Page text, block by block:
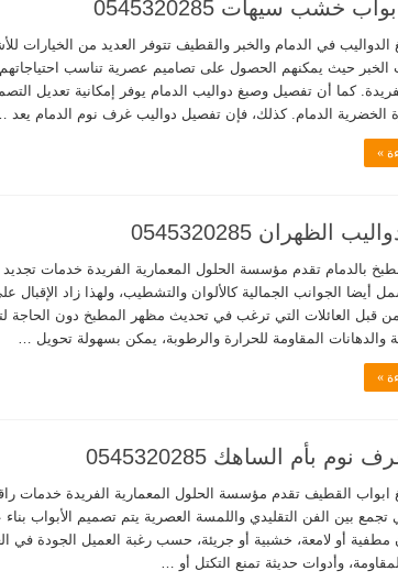
خشب سيهات 0545320285
في الدمام والخبر والقطيف تتوفر العديد من الخيارات
الخبر حيث يمكنهم الحصول على تصاميم عصرية تناسب
كما أن تفصيل وصبغ دواليب الدمام يوفر إمكانية تعديل
الخضرية الدمام. كذلك، فإن تفصيل دواليب غرف نوم الدمام يعد
»
الظهران 0545320285
بالدمام تقدم مؤسسة الحلول المعمارية الفريدة خدمات تجديد
أيضا الجوانب الجمالية كالألوان والتشطيب، ولهذا زاد الإقبال
قبل العائلات التي ترغب في تحديث مظهر المطبخ دون الحاجة
والدهانات المقاومة للحرارة والرطوبة، يمكن بسهولة تحويل …
»
بأم الساهك 0545320285
ابواب القطيف تقدم مؤسسة الحلول المعمارية الفريدة خدمات
تجمع بين الفن التقليدي واللمسة العصرية يتم تصميم الأبواب
مطفية أو لامعة، خشبية أو جريئة، حسب رغبة العميل الجودة
وأدوات حديثة تمنع التكتل أو …